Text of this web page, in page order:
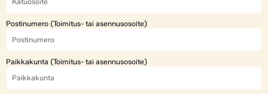
Postinumero (Toimitus- tai asennusosoite)
Paikkakunta (Toimitus- tai asennusosoite)